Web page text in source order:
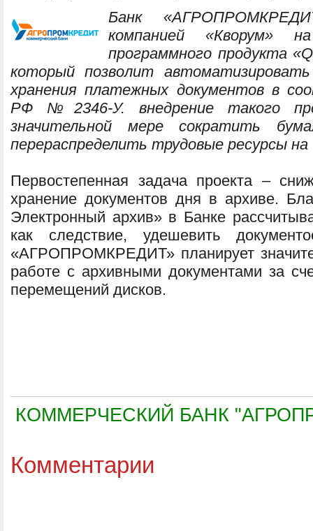
Банк
компанией «Кворум»
программного продукта
который позволит
хранения платежных документов в
РФ №2346-У. внедрение такого
значительной мере сократить
перераспределить трудовые ресурсы на
Первостепенная задача проекта –
хранение документов дня в архиве.
Электронный архив» в Банке
как следствие, удешевить
«АГРОПРОМКРЕДИТ» планирует
работе с архивными документами за
перемещений дисков.
КОММЕРЧЕСКИЙ БАНК
Комментарии